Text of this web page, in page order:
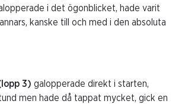
i det ögonblicket, hade varit
kanske till och med i den absoluta
3) galopperade direkt i starten,
men hade då tappat mycket, gick en